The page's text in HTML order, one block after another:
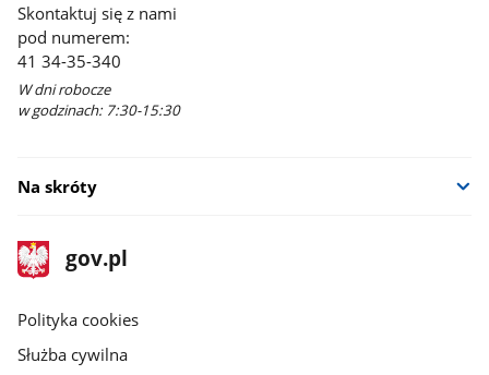
Skontaktuj się z nami
pod numerem:
41 34-35-340
W dni robocze
w godzinach: 7:30-15:30
Na skróty
stopka
gov.pl
Strona
gov.pl
gov.pl
Polityka cookies
Służba cywilna